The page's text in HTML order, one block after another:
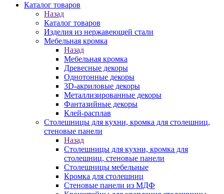
Каталог товаров
Назад
Каталог товаров
Изделия из нержавеющей стали
Мебельная кромка
Назад
Мебельная кромка
Древесные декоры
Однотонные декоры
3D-акриловые декоры
Металлизированные декоры
Фантазийные декоры
Клей-расплав
Столешницы для кухни, кромка для столешниц,
стеновые панели
Назад
Столешницы для кухни, кромка для
столешниц, стеновые панели
Столешницы мебельные
Кромка для столешниц
Стеновые панели из МДФ